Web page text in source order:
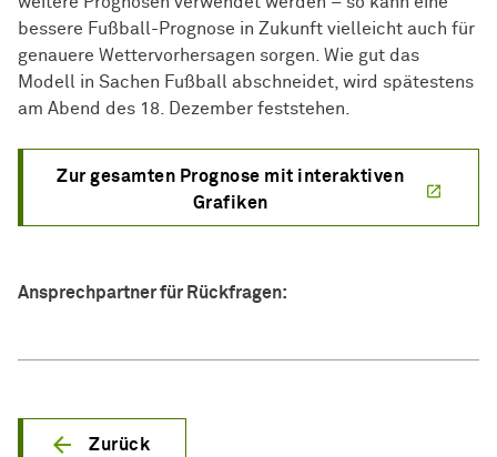
bessere Fußball-Prognose in Zukunft vielleicht auch für
genauere Wettervorhersagen sorgen. Wie gut das
Modell in Sachen Fußball abschneidet, wird spätestens
am Abend des 18. Dezember feststehen.
Zur gesamten Prognose mit interaktiven
Grafiken
Ansprechpartner für Rückfragen:
Zurück